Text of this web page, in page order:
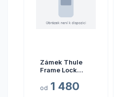
Zámek Thule
Frame Lock
balení 1 ks
od 1 480